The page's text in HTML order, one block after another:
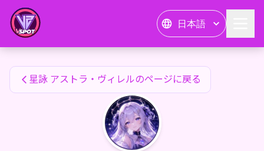
日本語
星詠 アストラ・ヴィレルのファンアイテム
星詠 アストラ・ヴィレルのページに戻る
星詠 アストラ・ヴィレルのファンアイテム — 24karat